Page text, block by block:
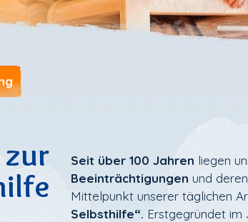
Seit über 100 Jahren liegen
Beeinträchtigungen und
Mittelpunkt unserer täglichen
Selbsthilfe“. Erstgegründet im